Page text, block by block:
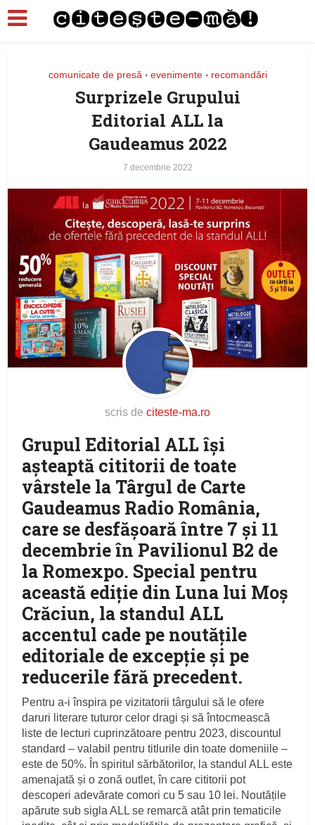
comunicate de presă • evenimente • recomandări
Surprizele Grupului
Editorial ALL la
Gaudeamus 2022
7 decembrie 2022
scris de citeste-ma.ro
Grupul Editorial ALL își
așteaptă cititorii de toate
vârstele la Târgul de Carte
Gaudeamus Radio România,
care se desfășoară între 7 și 11
decembrie în Pavilionul B2 de
la Romexpo. Special pentru
această ediție din Luna lui Moș
Crăciun, la standul ALL
accentul cade pe noutățile
editoriale de excepție și pe
reducerile fără precedent.
Pentru a-i înspira pe vizitatorii târgului să le ofere
daruri literare tuturor celor dragi și să întocmească
liste de lecturi cuprinzătoare pentru 2023, discountul
standard – valabil pentru titlurile din toate domeniile –
este de 50%. În spiritul sărbătorilor, la standul ALL este
amenajată și o zonă outlet, în care cititorii pot
descoperi adevărate comori cu 5 sau 10 lei. Noutățile
apărute sub sigla ALL se remarcă atât prin tematicile